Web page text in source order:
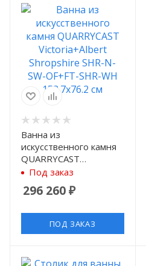
Ванна из
искусственного камня
QUARRYCAST
Victoria+Albert
OF+FT-SHR-WH
Под заказ
296 260₽
ПОД ЗАКАЗ